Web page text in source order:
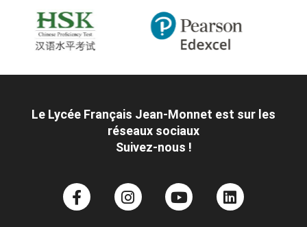
Le Lycée Français Jean-Monnet est sur les
réseaux sociaux
Suivez-nous !